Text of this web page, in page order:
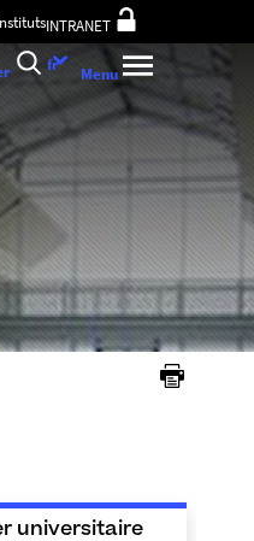
INTRANET
Choix
de
la
langue
fr Menu
universitaire